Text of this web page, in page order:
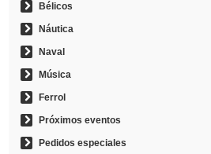
Bélicos
Náutica
Naval
Música
Ferrol
Próximos eventos
Pedidos especiales